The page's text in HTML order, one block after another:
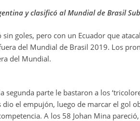
y clasificó al Mundial de Brasil
goles, pero con un Ecuador que
del Mundial de Brasil 2019. Los
del Mundial.
segunda parte le bastaron a los
el empujón, luego de marcar el gol
A los 58 Johan Mina